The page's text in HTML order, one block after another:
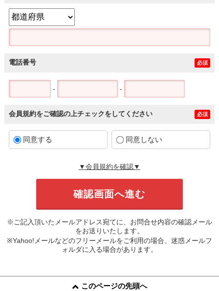
電話番号 必須
- -
会員規約をご確認の上チェックをしてください 必須
同意する 同意しない
▼会員規約を確認▼
※ご記入頂いたメールアドレス宛てに、お問合せ内容の確認メール
をお送りいたします。
※Yahoo!メールなどのフリーメールをご利用の場合、迷惑メールフ
ォルダに入る場合があります。
このページの先頭へ